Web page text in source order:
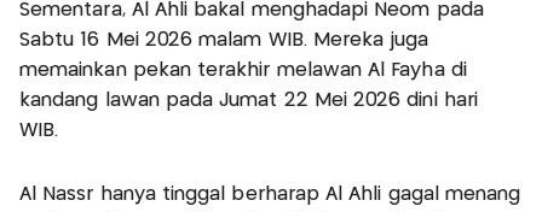
Sementara, Al Ahli bakal menghadapi Neom pada
Sabtu 16 Mei 2026 malam WIB. Mereka juga
memainkan pekan terakhir melawan Al Fayha di
kandang lawan pada Jumat 22 Mei 2026 dini hari
WIB.
Al Nassr hanya tinggal berharap Al Ahli gagal menang